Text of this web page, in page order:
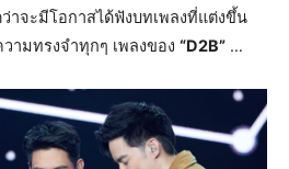
าจะมีโอกาสได้ฟังบทเพลงที่แต่งขึ้น
ามทรงจำทุกๆ เพลงของ “D2B” …